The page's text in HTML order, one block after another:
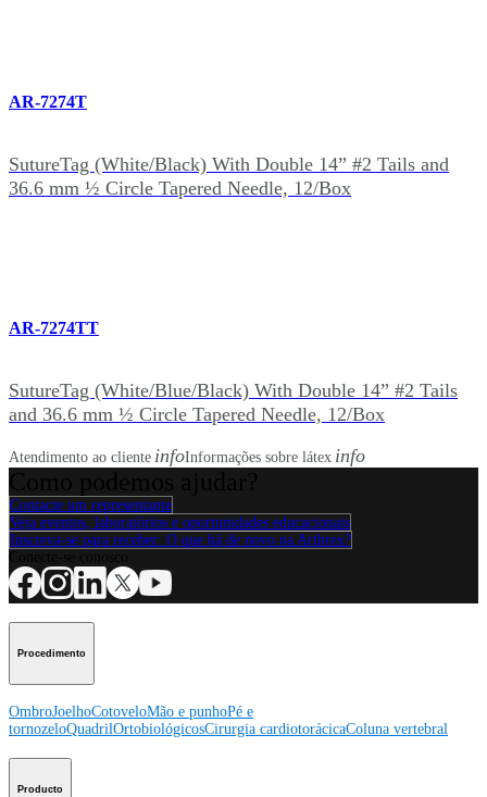
AR-7274T
SutureTag (White/Black) With Double 14” #2 Tails and
36.6 mm ½ Circle Tapered Needle, 12/Box
AR-7274TT
SutureTag (White/Blue/Black) With Double 14” #2 Tails
and 36.6 mm ½ Circle Tapered Needle, 12/Box
Atendimento ao cliente infoInformações sobre látex info
Contacte um representante
Veja eventos, laboratórios e oportunidades educacionais
Inscreva-se para receber: O que há de novo na Arthrex?
Procedimento
OmbroJoelhoCotoveloMão e punhoPé e
tornozeloQuadrilOrtobiológicosCirurgia cardiotorácicaColuna vertebral
Producto